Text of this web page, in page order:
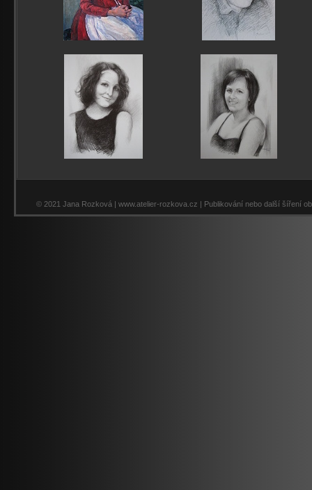
© 2021 Jana Rozková | www.atelier-rozkova.cz | Publikování nebo další šíření